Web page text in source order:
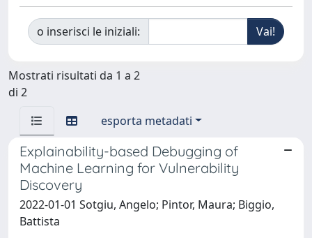
o inserisci le iniziali:
Mostrati risultati da 1 a 2
di 2
esporta metadati
Explainability-based Debugging of
Machine Learning for Vulnerability
Discovery
2022-01-01 Sotgiu, Angelo; Pintor, Maura; Biggio,
Battista